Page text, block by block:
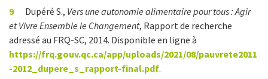
9 Dupéré S., Vers une autonomie alimentaire pour tous : Agir
et Vivre Ensemble le Changement, Rapport de recherche
adressé au FRQ-SC, 2014. Disponible en ligne à
https://frq.gouv.qc.ca/app/uploads/2021/08/pauvrete2011
-2012_dupere_s_rapport-final.pdf.